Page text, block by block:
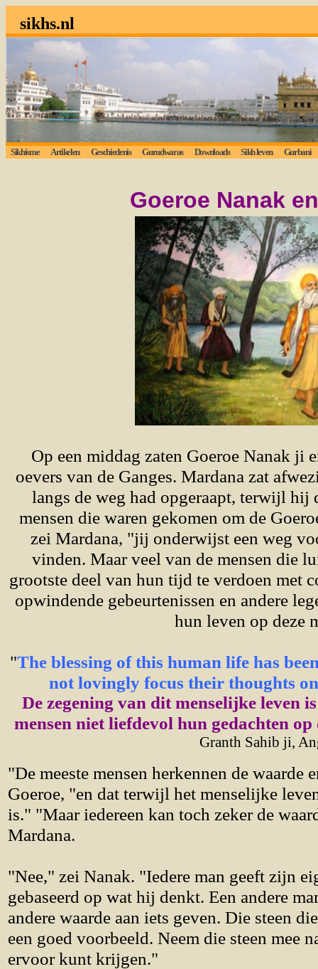
sikhs.nl
Sikhisme Artikelen Geschiedenis Gurudwaras Downloads Sikh leven Gurbani
Goeroe Nanak
Op een middag zaten Goeroe Nanak ji
oevers van de Ganges. Mardana zat
langs de weg had opgeraapt, terwijl hij
mensen die waren gekomen om de
zei Mardana, "jij onderwijst een weg
vinden. Maar veel van de mensen die
grootste deel van hun tijd te verdoen met
opwindende gebeurtenissen en andere
hun leven op deze
"The blessing of this human life has
not lovingly focus their thoughts
De zegening van dit menselijke leven
mensen niet liefdevol hun gedachten op
Granth Sahib ji, An
"De meeste mensen herkennen de waarde
Goeroe, "en dat terwijl het menselijke
is." "Maar iedereen kan toch zeker de
Mardana.
"Nee," zei Nanak. "Iedere man geeft zijn
gebaseerd op wat hij denkt. Een andere
andere waarde aan iets geven. Die steen
een goed voorbeeld. Neem die steen mee
ervoor kunt krijgen."